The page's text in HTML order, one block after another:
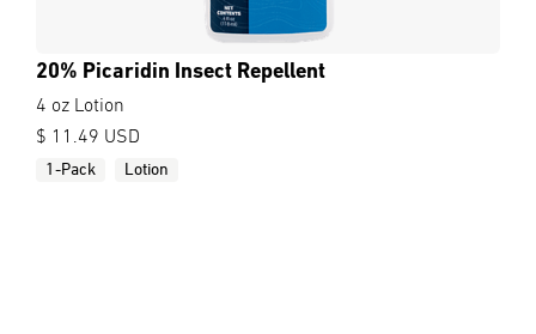
20% Picaridin Insect Repellent
4 oz Lotion
$ 11.49 USD
1-Pack Lotion